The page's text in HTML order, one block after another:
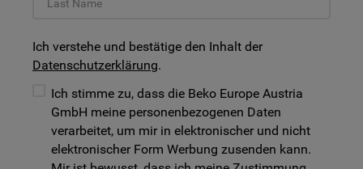
Ich verstehe und bestätige den Inhalt der
Datenschutzerklärung.
Ich stimme zu, dass die Beko Europe Austria
GmbH meine personenbezogenen Daten
verarbeitet, um mir in elektronischer und nicht
elektronischer Form Werbung zusenden kann.